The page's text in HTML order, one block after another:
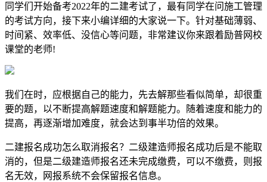
同学们开始备考2022年的二建考试了，最有同学在问施工管理
的考试方向，接下来小编详细的大家说一下。针对基础薄弱、
时间紧、效率低、没信心等问题，非常建议你来跟着励普网校
课堂的老师!
我们在时，应根据自己的能力，先去解那些看似简单，却很重
要的题，以不断提高解题速度和解题能力。随着速度和能力的
提高，再逐渐增加难度，就会达到事半功倍的效果。
二建报名成功怎么取消报名？二级建造师报名成功后是不能取
消的，但是二级建造师报名还未完成缴费，可以不缴费，则报
名无效，网报系统不会保留报名信息。